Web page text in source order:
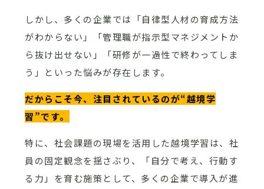
しかし、多くの企業では「自律型人材の育成方法
がわからない」「管理職が指示型マネジメントか
ら抜け出せない」「研修が一過性で終わってしま
う」といった悩みが存在します。
だからこそ今、注目されているのが“越境学
習”です。
特に、社会課題の現場を活用した越境学習は、社
員の固定観念を揺さぶり、「自分で考え、行動す
る力」を育む施策として、多くの企業で導入が進